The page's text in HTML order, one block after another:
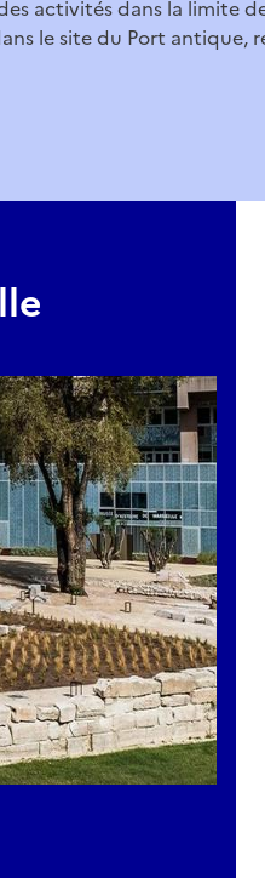
activités dans la limite
le site du Port